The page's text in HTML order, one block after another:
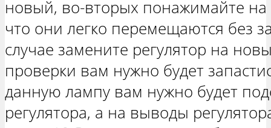
новый, во-вторых понажимайте на
что они легко перемещаются без
случае замените регулятор на
проверки вам нужно будет
данную лампу вам нужно будет
регулятора, а на выводы